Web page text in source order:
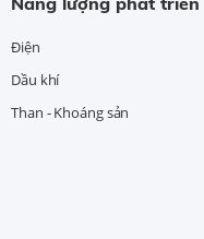
Điện
Dầu khí
Than - Khoáng sản